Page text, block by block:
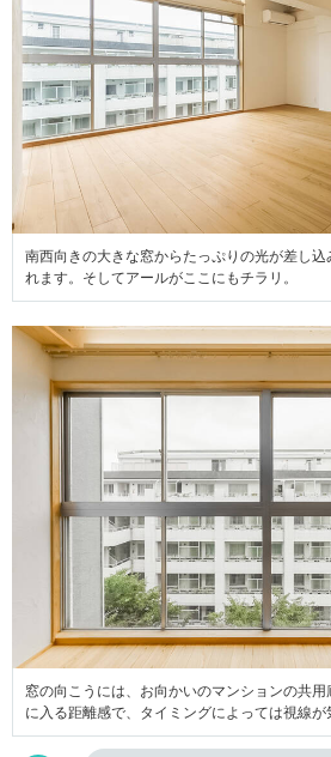
南西向きの大きな窓からたっぷりの光が差し込
れます。そしてアールがここにもチラリ。
窓の向こうには、お向かいのマンションの共
に入る距離感で、タイミングによっては視線が